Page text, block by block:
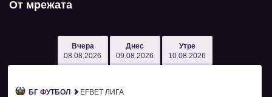
От мрежата
Вчера
08.08.2026
Днес
09.08.2026
Утре
10.08.2026
БГ ФУТБОЛ EFBET ЛИГА